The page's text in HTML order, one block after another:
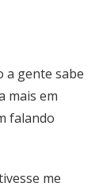
a gente sabe
mais em
falando
me